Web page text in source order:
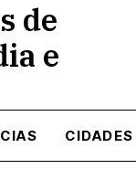
CIDADES